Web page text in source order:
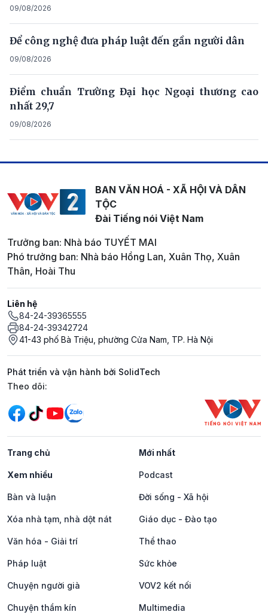
09/08/2026
Để công nghệ đưa pháp luật đến gần người dân
09/08/2026
Điểm chuẩn Trường Đại học Ngoại thương cao
nhất 29,7
09/08/2026
BAN VĂN HOÁ - XÃ HỘI VÀ DÂN
TỘC
Đài Tiếng nói Việt Nam
Trưởng ban: Nhà báo TUYẾT MAI
Phó trưởng ban: Nhà báo Hồng Lan, Xuân Thọ, Xuân
Thân, Hoài Thu
Liên hệ
84-24-39365555
84-24-39342724
41-43 phố Bà Triệu, phường Cửa Nam, TP. Hà Nội
Phát triển và vận hành bởi SolidTech
Mạng xã hội
Theo dõi:
Trang chủ Mới nhất
Xem nhiều Podcast
Bàn và luận Đời sống - Xã hội
Xóa nhà tạm, nhà dột nát Giáo dục - Đào tạo
Văn hóa - Giải trí Thể thao
Pháp luật Sức khỏe
Chuyện người già VOV2 kết nối
Chuyện thầm kín Multimedia